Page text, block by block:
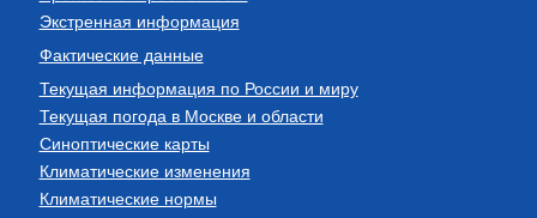
Экстренная информация
Фактические данные
Текущая информация по России и миру
Текущая погода в Москве и области
Синоптические карты
Климатические изменения
Климатические нормы